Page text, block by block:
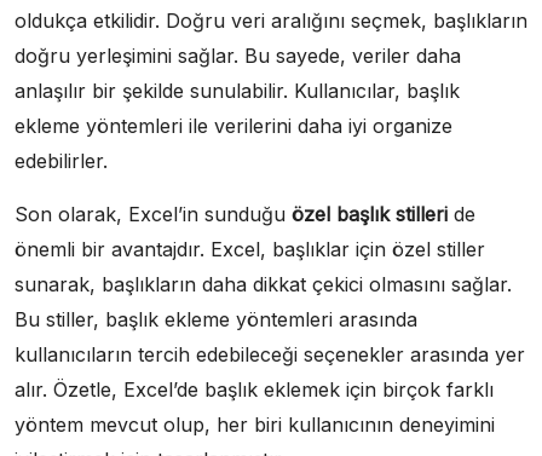
oldukça etkilidir. Doğru veri aralığını seçmek, başlıkların
doğru yerleşimini sağlar. Bu sayede, veriler daha
anlaşılır bir şekilde sunulabilir. Kullanıcılar, başlık
ekleme yöntemleri ile verilerini daha iyi organize
edebilirler.
Son olarak, Excel’in sunduğu özel başlık stilleri de
önemli bir avantajdır. Excel, başlıklar için özel stiller
sunarak, başlıkların daha dikkat çekici olmasını sağlar.
Bu stiller, başlık ekleme yöntemleri arasında
kullanıcıların tercih edebileceği seçenekler arasında yer
alır. Özetle, Excel’de başlık eklemek için birçok farklı
yöntem mevcut olup, her biri kullanıcının deneyimini